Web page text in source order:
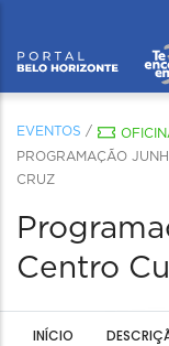
EVENTOS /
PROGRAMAÇÃO
CRUZ
Centro
INÍCIO